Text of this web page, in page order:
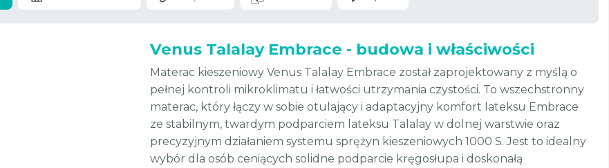
Venus Talalay Embrace - budowa i właściwości
Materac kieszeniowy Venus Talalay Embrace został zaprojektowany z myślą o
pełnej kontroli mikroklimatu i łatwości utrzymania czystości. To wszechstronny
materac, który łączy w sobie otulający i adaptacyjny komfort lateksu Embrace
ze stabilnym, twardym podparciem lateksu Talalay w dolnej warstwie oraz
precyzyjnym działaniem systemu sprężyn kieszeniowych 1000 S. Jest to idealny
wybór dla osób ceniących solidne podparcie kręgosłupa i doskonałą